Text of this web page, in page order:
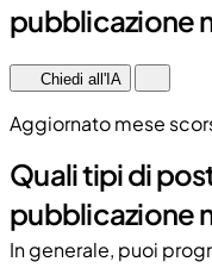
pubblicazione
Chiedi all'IA
Aggiornato mese
Quali tipi di
pubblicazione
In generale, puoi